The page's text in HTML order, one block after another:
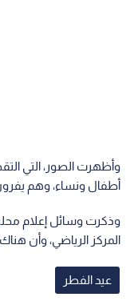
وأظهرت الصور، التي
أطفال ونساء، وهم
وذكرت وسائل إعلام
المركز الرياضي، وأن
عيد الفطر